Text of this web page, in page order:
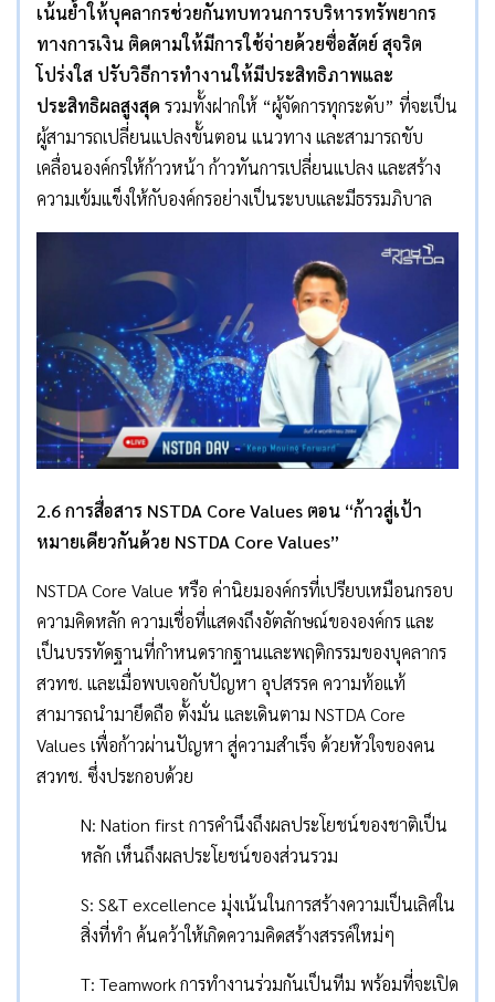
เน้นย้ำให้บุคลากรช่วยกันทบทวนการบริหารทรัพยากร
ทางการเงิน ติดตามให้มีการใช้จ่ายด้วยซื่อสัตย์ สุจริต
โปร่งใส ปรับวิธีการทำงานให้มีประสิทธิภาพและ
ประสิทธิผลสูงสุด รวมทั้งฝากให้ “ผู้จัดการทุกระดับ” ที่จะเป็น
ผู้สามารถเปลี่ยนแปลงขั้นตอน แนวทาง และสามารถขับ
เคลื่อนองค์กรให้ก้าวหน้า ก้าวทันการเปลี่ยนแปลง และสร้าง
ความเข้มแข็งให้กับองค์กรอย่างเป็นระบบและมีธรรมภิบาล
2.6 การสื่อสาร NSTDA Core Values ตอน “ก้าวสู่เป้า
หมายเดียวกันด้วย NSTDA Core Values”
NSTDA Core Value หรือ ค่านิยมองค์กรที่เปรียบเหมือนกรอบ
ความคิดหลัก ความเชื่อที่แสดงถึงอัตลักษณ์ขององค์กร และ
เป็นบรรทัดฐานที่กำหนดรากฐานและพฤติกรรมของบุคลากร
สวทช. และเมื่อพบเจอกับปัญหา อุปสรรค ความท้อแท้
สามารถนำมายึดถือ ตั้งมั่น และเดินตาม NSTDA Core
Values เพื่อก้าวผ่านปัญหา สู่ความสำเร็จ ด้วยหัวใจของคน
สวทช. ซึ่งประกอบด้วย
N: Nation first การคำนึงถึงผลประโยชน์ของชาติเป็น
หลัก เห็นถึงผลประโยชน์ของส่วนรวม
S: S&T excellence มุ่งเน้นในการสร้างความเป็นเลิศใน
สิ่งที่ทำ ค้นคว้าให้เกิดความคิดสร้างสรรค์ใหม่ๆ
T: Teamwork การทำงานร่วมกันเป็นทีม พร้อมที่จะเปิด